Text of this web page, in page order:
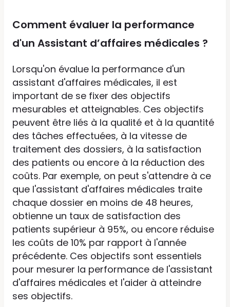
Comment évaluer la performance
d'un Assistant d’affaires médicales ?
Lorsqu'on évalue la performance d'un
assistant d'affaires médicales, il est
important de se fixer des objectifs
mesurables et atteignables. Ces objectifs
peuvent être liés à la qualité et à la quantité
des tâches effectuées, à la vitesse de
traitement des dossiers, à la satisfaction
des patients ou encore à la réduction des
coûts. Par exemple, on peut s'attendre à ce
que l'assistant d'affaires médicales traite
chaque dossier en moins de 48 heures,
obtienne un taux de satisfaction des
patients supérieur à 95%, ou encore réduise
les coûts de 10% par rapport à l'année
précédente. Ces objectifs sont essentiels
pour mesurer la performance de l'assistant
d'affaires médicales et l'aider à atteindre
ses objectifs.